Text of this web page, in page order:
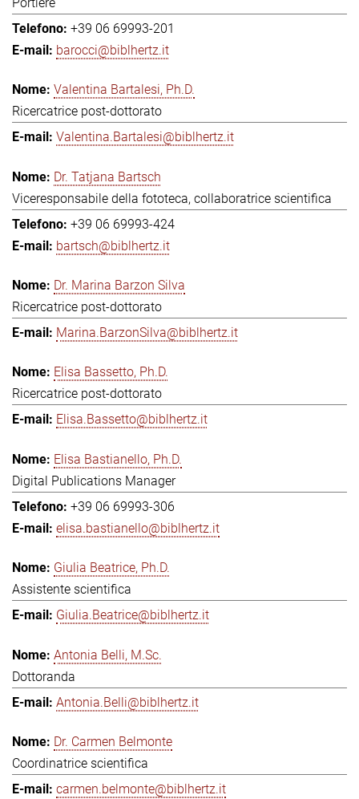
+39 06 69993-201
barocci@biblhertz.it
Valentina Bartalesi, Ph.D.
Ricercatrice post-dottorato
Valentina.Bartalesi@biblhertz.it
Dr. Tatjana Bartsch
Viceresponsabile della fototeca, collaboratrice scientifica
+39 06 69993-424
bartsch@biblhertz.it
Dr. Marina Barzon Silva
Ricercatrice post-dottorato
Marina.BarzonSilva@biblhertz.it
Elisa Bassetto, Ph.D.
Ricercatrice post-dottorato
Elisa.Bassetto@biblhertz.it
Elisa Bastianello, Ph.D.
Digital Publications Manager
+39 06 69993-306
elisa.bastianello@biblhertz.it
Giulia Beatrice, Ph.D.
Assistente scientifica
Giulia.Beatrice@biblhertz.it
Antonia Belli, M.Sc.
Dottoranda
Antonia.Belli@biblhertz.it
Dr. Carmen Belmonte
Coordinatrice scientifica
carmen.belmonte@biblhertz.it